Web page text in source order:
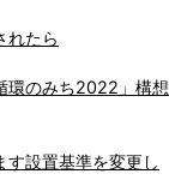
れたら
環のみち2022」構想
す設置基準を変更し